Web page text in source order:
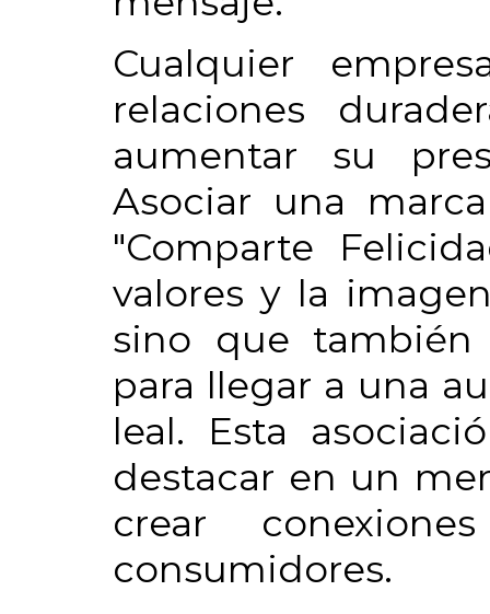
Cualquier
relaciones
aumentar su
Asociar una
"Comparte
valores y la
sino que
para llegar a una
leal. Esta
destacar en un
crear
consumidores.